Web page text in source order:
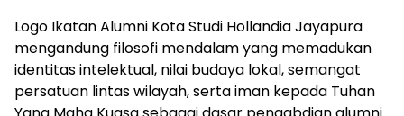
Logo Ikatan Alumni Kota Studi Hollandia Jayapura
mengandung filosofi mendalam yang memadukan
identitas intelektual, nilai budaya lokal, semangat
persatuan lintas wilayah, serta iman kepada Tuhan